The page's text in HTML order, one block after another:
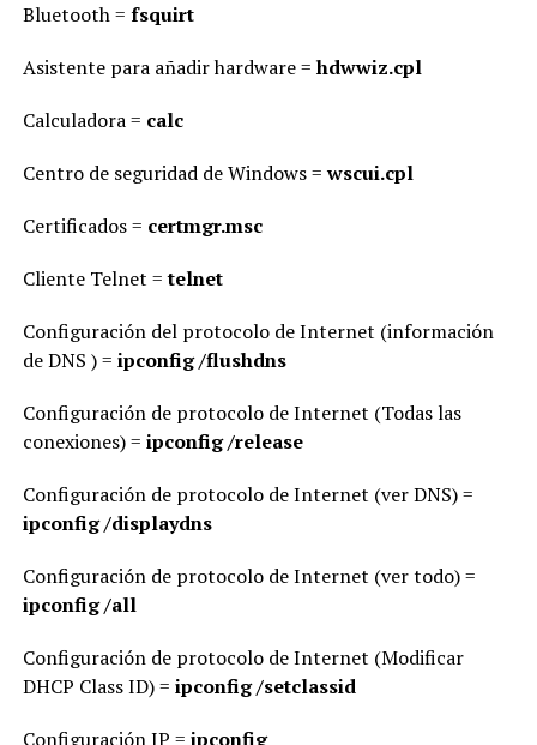
Bluetooth = fsquirt
Asistente para añadir hardware =hdwwiz.cpl
Calculadora = calc
Centro de seguridad de Windows =wscui.cpl
Certificados = certmgr.msc
Cliente Telnet =telnet
Configuración del protocolo de Internet (información
de DNS ) = ipconfig /flushdns
Configuración de protocolo de Internet (Todas las
conexiones) = ipconfig /release
Configuración de protocolo de Internet (ver DNS) =
ipconfig /displaydns
Configuración de protocolo de Internet (ver todo) =
ipconfig /all
Configuración de protocolo de Internet (Modificar
DHCP Class ID) = ipconfig /setclassid
Configuración IP = ipconfig